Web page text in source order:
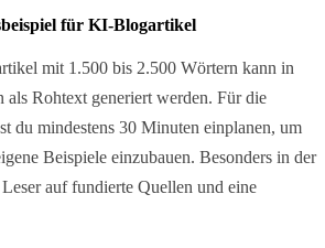
für KI-Blogartikel
mit 1.500 bis 2.500 Wörtern kann in
als Rohtext generiert werden. Für die
du mindestens 30 Minuten einplanen, um
Beispiele einzubauen. Besonders in der
auf fundierte Quellen und eine